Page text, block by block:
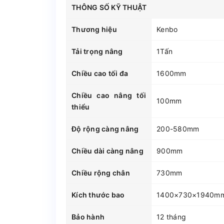
THÔNG SỐ KỸ THUẬT
Thương hiệu Kenbo
Tải trọng nâng 1Tấn
Chiều cao tối đa 1600mm
Chiều cao nâng tối
thiểu
100mm
Độ rộng càng nâng 200-580mm
Chiều dài càng nâng 900mm
Chiều rộng chân 730mm
Kích thước bao
Bảo hành 12 tháng